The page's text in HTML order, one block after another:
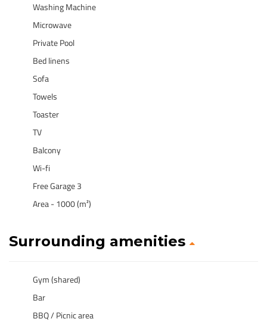
Washing Machine
Microwave
Private Pool
Bed linens
Sofa
Towels
Toaster
TV
Balcony
Wi-fi
Free Garage 3
Area - 1000 (m²)
Surrounding amenities
Gym (shared)
Bar
BBQ / Picnic area